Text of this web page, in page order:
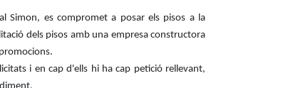
Simon, es compromet a posar els pisos a la
dels pisos amb una empresa constructora
i en cap d'ells hi ha cap petició rellevant,